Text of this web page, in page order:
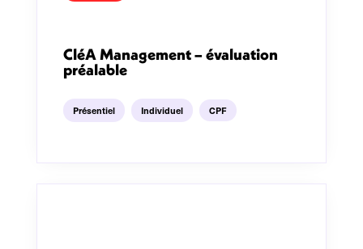
CléA Management – évaluation
préalable
Présentiel Individuel CPF